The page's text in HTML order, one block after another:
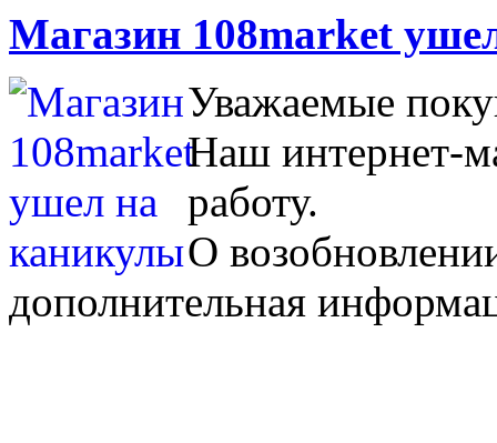
Магазин 108market
Уважаемые
Наш интернет-
работу.
О
дополнительная